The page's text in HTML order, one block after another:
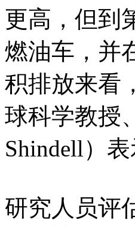
更高，但到
燃油车，并
积排放来看
球科学教授
Shindell）表
研究人员评